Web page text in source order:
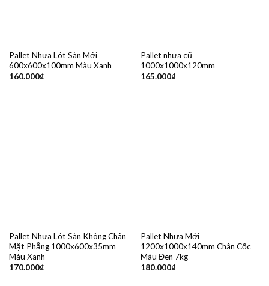
Pallet Nhựa Lót Sàn Mới
600x600x100mm Màu Xanh
160.000₫
Pallet nhựa cũ
1000x1000x120mm
165.000₫
Pallet Nhựa Lót Sàn Không Chân
Mặt Phẳng 1000x600x35mm
Màu Xanh
170.000₫
Pallet Nhựa Mới
1200x1000x140mm Chân Cốc
Màu Đen 7kg
180.000₫